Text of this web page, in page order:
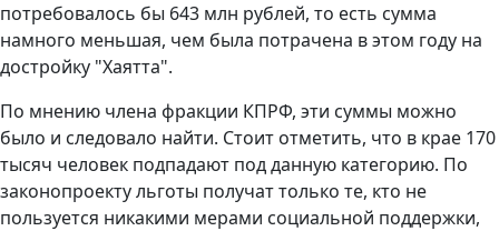
потребовалось бы 643 млн рублей, то есть сумма
намного меньшая, чем была потрачена в этом году на
достройку "Хаятта".
По мнению члена фракции КПРФ, эти суммы можно
было и следовало найти. Стоит отметить, что в крае 170
тысяч человек подпадают под данную категорию. По
законопроекту льготы получат только те, кто не
пользуется никакими мерами социальной поддержки,